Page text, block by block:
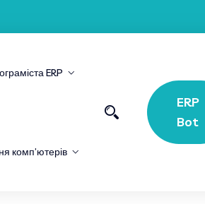
ERP
комп’ютерів
ERP
Bot